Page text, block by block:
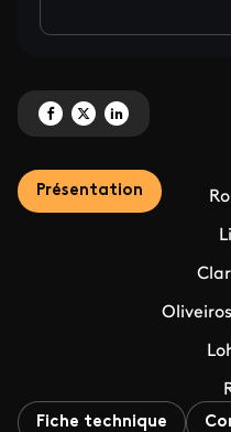
Partagez 'ASKIP, le collège se
Partagez 'ASKIP, le
Partagez 'ASKIP, le
Présentation
Fiche technique